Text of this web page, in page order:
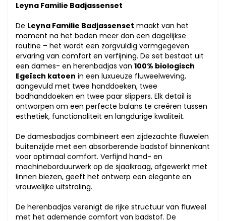
Leyna Familie Badjassenset
De Leyna Familie Badjassenset maakt van het
moment na het baden meer dan een dagelijkse
routine – het wordt een zorgvuldig vormgegeven
ervaring van comfort en verfijning. De set bestaat uit
een dames- en herenbadjas van 100% biologisch
Egeïsch katoen in een luxueuze fluweelweving,
aangevuld met twee handdoeken, twee
badhanddoeken en twee paar slippers. Elk detail is
ontworpen om een perfecte balans te creëren tussen
esthetiek, functionaliteit en langdurige kwaliteit.
De damesbadjas combineert een zijdezachte fluwelen
buitenzijde met een absorberende badstof binnenkant
voor optimaal comfort. Verfijnd hand- en
machineborduurwerk op de sjaalkraag, afgewerkt met
linnen biezen, geeft het ontwerp een elegante en
vrouwelijke uitstraling.
De herenbadjas verenigt de rijke structuur van fluweel
met het ademende comfort van badstof. De